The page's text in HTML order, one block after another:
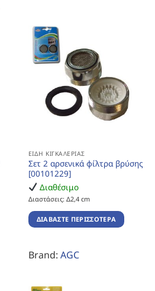
ΕΊΔΗ ΚΙΓΚΑΛΕΡΊΑΣ
Σετ 2 αρσενικά φίλτρα βρύσης
[00101229]
Διαθέσιμο
Διαστάσεις: Δ2,4 cm
ΔΙΑΒΆΣΤΕ ΠΕΡΙΣΣΌΤΕΡΑ
Brand: AGC